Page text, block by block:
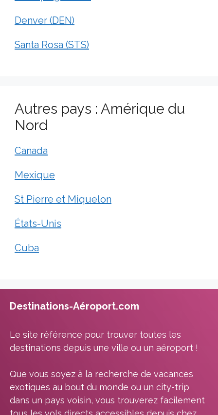
Denver (DEN)
Santa Rosa (STS)
Autres pays : Amérique du
Nord
Canada
Mexique
St Pierre et Miquelon
États-Unis
Cuba
Destinations-Aéroport.com
Le site référence pour trouver toutes les
destinations depuis une ville ou un aéroport !
Que vous soyez à la recherche de vacances
exotiques au bout du monde ou un city-trip
dans un pays voisin, vous trouverez facilement